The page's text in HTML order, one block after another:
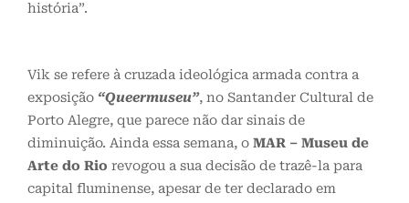
história”.
Vik se refere à cruzada ideológica armada contra a
exposição “Queermuseu”, no Santander Cultural de
Porto Alegre, que parece não dar sinais de
diminuição. Ainda essa semana, o MAR – Museu de
Arte do Rio revogou a sua decisão de trazê-la para
capital fluminense, apesar de ter declarado em